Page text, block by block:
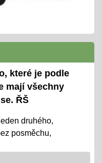
1.
které je podle
mají všechny
ŘŠ
druhého,
posměchu,